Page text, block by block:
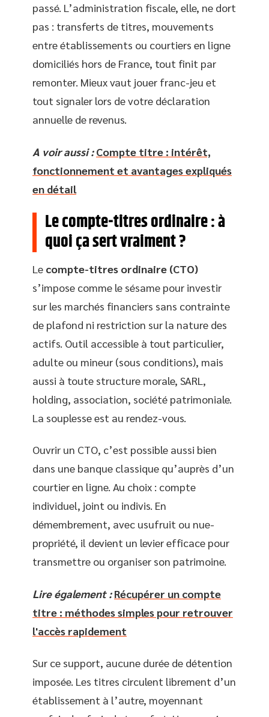
passé. L’administration fiscale, elle, ne dort
pas : transferts de titres, mouvements
entre établissements ou courtiers en ligne
domiciliés hors de France, tout finit par
remonter. Mieux vaut jouer franc-jeu et
tout signaler lors de votre déclaration
annuelle de revenus.
A voir aussi : Compte titre : intérêt,
fonctionnement et avantages expliqués
en détail
Le compte-titres ordinaire : à
quoi ça sert vraiment ?
Le compte-titres ordinaire (CTO)
s’impose comme le sésame pour investir
sur les marchés financiers sans contrainte
de plafond ni restriction sur la nature des
actifs. Outil accessible à tout particulier,
adulte ou mineur (sous conditions), mais
aussi à toute structure morale, SARL,
holding, association, société patrimoniale.
La souplesse est au rendez-vous.
Ouvrir un CTO, c’est possible aussi bien
dans une banque classique qu’auprès d’un
courtier en ligne. Au choix : compte
individuel, joint ou indivis. En
démembrement, avec usufruit ou nue-
propriété, il devient un levier efficace pour
transmettre ou organiser son patrimoine.
Lire également : Récupérer un compte
titre : méthodes simples pour retrouver
l'accès rapidement
Sur ce support, aucune durée de détention
imposée. Les titres circulent librement d’un
établissement à l’autre, moyennant